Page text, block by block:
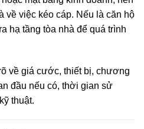
về việc kéo cáp. Nếu là căn hộ
hạ tầng tòa nhà để quá trình
về giá cước, thiết bị, chương
đầu nếu có, thời gian sử
thuật.